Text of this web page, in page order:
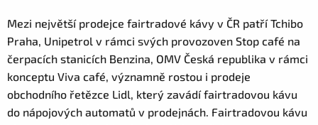
Mezi největší prodejce fairtradové kávy v ČR patří Tchibo
Praha, Unipetrol v rámci svých provozoven Stop café na
čerpacích stanicích Benzina, OMV Česká republika v rámci
konceptu Viva café, významně rostou i prodeje
obchodního řetězce Lidl, který zavádí fairtradovou kávu
do nápojových automatů v prodejnách. Fairtradovou kávu